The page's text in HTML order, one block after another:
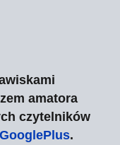
amatora
czytelników
GooglePlus.